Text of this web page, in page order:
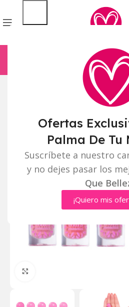
Ofertas
Palma De Tu
Suscríbete a nuestro
y no dejes pasar los
Que
¡Quiero mis